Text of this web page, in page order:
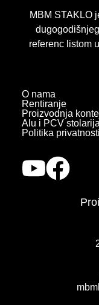
MBM STAKLO
referenc listom
O nama
Rentiranje
Proizvodnja
Alu i PCV stolarija
Politika privatnosti